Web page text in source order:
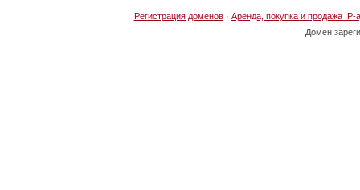
Регистрация доменов· Аренда, покупка и продажа IP-
Домен